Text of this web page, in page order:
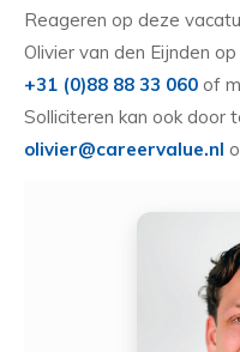
Reageren op deze
Olivier van den Eijnden
+31 (0)88 88 33 060 of
Solliciteren kan ook door
olivier@careervalue.nl